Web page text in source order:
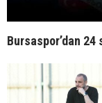
Bursaspor’dan 24